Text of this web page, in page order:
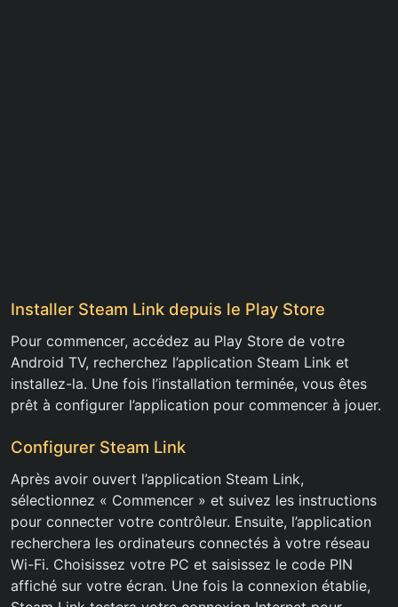
Installer Steam Link depuis le Play Store
Pour commencer, accédez au Play Store de votre
Android TV, recherchez l’application Steam Link et
installez-la. Une fois l’installation terminée, vous êtes
prêt à configurer l’application pour commencer à jouer.
Configurer Steam Link
Après avoir ouvert l’application Steam Link,
sélectionnez « Commencer » et suivez les instructions
pour connecter votre contrôleur. Ensuite, l’application
recherchera les ordinateurs connectés à votre réseau
Wi-Fi. Choisissez votre PC et saisissez le code PIN
affiché sur votre écran. Une fois la connexion établie,